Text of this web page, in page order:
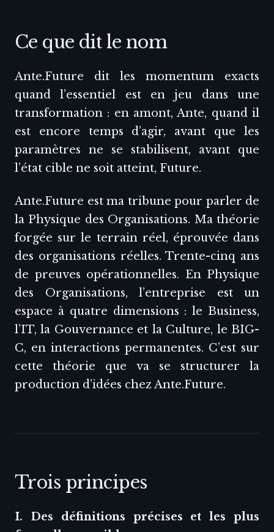
Ce que dit le nom
Ante.Future dit les momentum exacts
quand l’essentiel est en jeu dans une
transformation : en amont, Ante, quand il
est encore temps d’agir, avant que les
paramètres ne se stabilisent, avant que
l’état cible ne soit atteint, Future.
Ante.Future est ma tribune pour parler de
la Physique des Organisations. Ma théorie
forgée sur le terrain réel, éprouvée dans
des organisations réelles. Trente-cinq ans
de preuves opérationnelles. En Physique
des Organisations, l’entreprise est un
espace à quatre dimensions : le Business,
l’IT, la Gouvernance et la Culture, le BIG-
C, en interactions permanentes. C’est sur
cette théorie que va se structurer la
production d’idées chez Ante.Future.
Trois principes
I. Des définitions précises et les plus